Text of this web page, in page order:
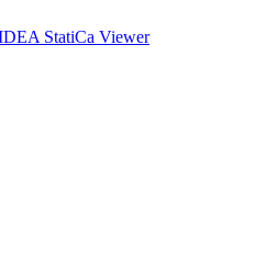
StatiCa Viewer